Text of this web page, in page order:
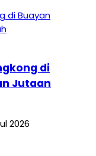
di
Jutaan
2026